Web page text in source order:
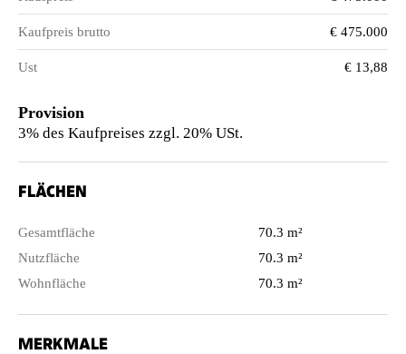
Kaufpreis brutto € 475.000
Ust € 13,88
Provision
3% des Kaufpreises zzgl. 20% USt.
FLÄCHEN
Gesamtfläche
70.3 m²
Nutzfläche
70.3 m²
Wohnfläche
70.3 m²
MERKMALE